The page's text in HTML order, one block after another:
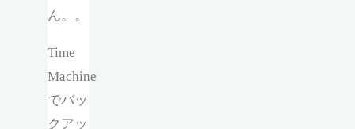
ん。。
Time
Machine
でバッ
クアッ